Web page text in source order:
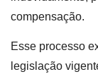
compensação.
Esse processo
legislação